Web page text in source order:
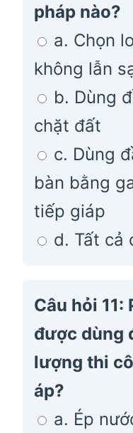
pháp nào?
a. Chọn
không lẫn
b. Dùng
chặt đất
c. Dùng
bàn bằng
tiếp giáp
d. Tất cả
Câu hỏi 11:
được dùng
lượng thi
áp?
a. Ép